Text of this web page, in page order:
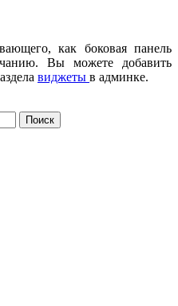
как боковая панель
Вы можете добавить
виджеты в админке.